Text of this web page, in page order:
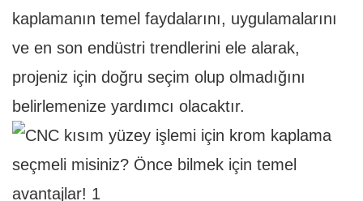
kaplamanın temel faydalarını, uygulamalarını
ve en son endüstri trendlerini ele alarak,
projeniz için doğru seçim olup olmadığını
belirlemenize yardımcı olacaktır.